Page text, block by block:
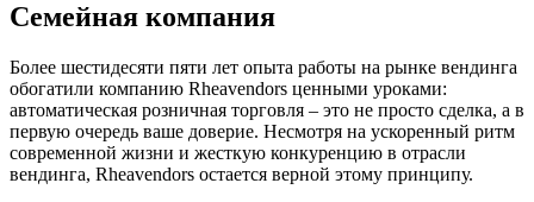
Семейная компания
Более шестидесяти пяти лет опыта работы на рынке вендинга
обогатили компанию Rheavendors ценными уроками:
автоматическая розничная торговля – это не просто сделка, а в
первую очередь ваше доверие. Несмотря на ускоренный ритм
современной жизни и жесткую конкуренцию в отрасли
вендинга, Rheavendors остается верной этому принципу.